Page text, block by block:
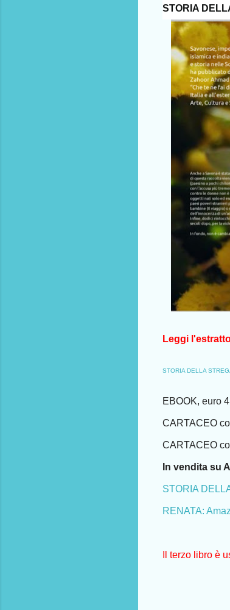
STORIA
Leggi
STORIA DELLA
EBOOK, euro
CARTACEO
CARTACEO
In vendita su
STORIA
RENATA:
Il terzo libro è